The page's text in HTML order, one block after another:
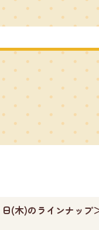
(木)のラインナップ